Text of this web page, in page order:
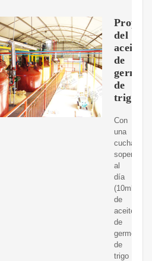
del
aceite
de
germen
de
trigo
Con
una
cucharada
sopera
al
día
(10ml
de
aceite
de
germen
de
trigo